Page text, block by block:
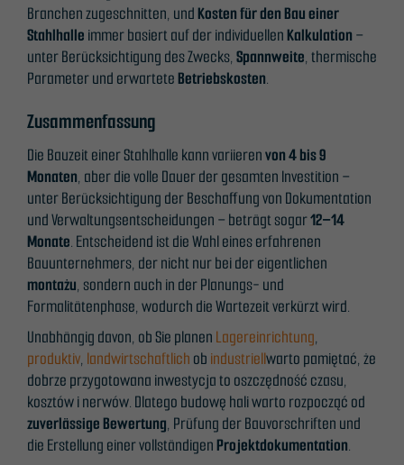
Branchen zugeschnitten, undKosten für den Bau einer
Stahlhalle immer basiert auf der individuellenKalkulation –
unter Berücksichtigung des Zwecks,Spannweite, thermische
Parameter und erwarteteBetriebskosten.
Zusammenfassung
Die Bauzeit einer Stahlhalle kann variierenvon 4 bis 9
Monaten, aber die volle Dauer der gesamten Investition –
unter Berücksichtigung der Beschaffung von Dokumentation
und Verwaltungsentscheidungen – beträgt sogar12–14
Monate. Entscheidend ist die Wahl eines erfahrenen
Bauunternehmers, der nicht nur bei der eigentlichen
montażu, sondern auch in der Planungs- und
Formalitätenphase, wodurch die Wartezeit verkürzt wird.
Unabhängig davon, ob Sie planen Lagereinrichtung,
produktiv, landwirtschaftlich ob industriellwarto pamiętać, że
dobrze przygotowana inwestycja to oszczędność czasu,
kosztów i nerwów. Dlatego budowę hali warto rozpocząć od
zuverlässige Bewertung, Prüfung der Bauvorschriften und
die Erstellung einer vollständigenProjektdokumentation.
und die
Struktur der
Website
verbessern
auf der
Nutzung der
Website.
Erleben
Sie
Damit
Website
während
Ihres
Besuchs so
gut wie
möglich